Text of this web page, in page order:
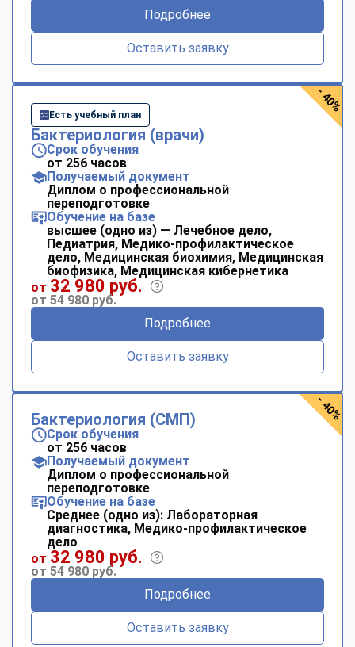
Подробнее
Оставить заявку
Есть учебный план
Бактериология (врачи)
Срок обучения
от 256 часов
Получаемый документ
Диплом о профессиональной
переподготовке
Обучение на базе
высшее (одно из) — Лечебное дело,
Педиатрия, Медико-профилактическое
дело, Медицинская биохимия, Медицинская
биофизика, Медицинская кибернетика
от 32 980 руб.
от 54 980 руб.
Подробнее
Оставить заявку
- 40%
Бактериология (СМП)
Срок обучения
от 256 часов
Получаемый документ
Диплом о профессиональной
переподготовке
Обучение на базе
Среднее (одно из): Лабораторная
диагностика, Медико-профилактическое
дело
от 32 980 руб.
от 54 980 руб.
Подробнее
Оставить заявку
- 40%